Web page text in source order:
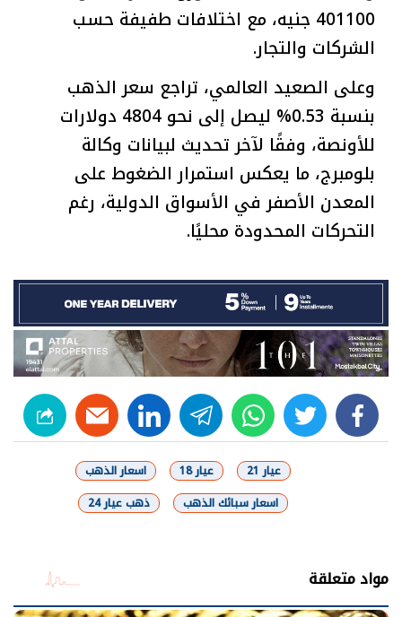
401100 جنيه، مع اختلافات طفيفة حسب
الشركات والتجار.
وعلى الصعيد العالمي، تراجع سعر الذهب
بنسبة 0.53% ليصل إلى نحو 4804 دولارات
للأونصة، وفقًا لآخر تحديث لبيانات وكالة
بلومبرج، ما يعكس استمرار الضغوط على
المعدن الأصفر في الأسواق الدولية، رغم
التحركات المحدودة محليًا.
facebook
twitter
whats
telegram
linkedin
عيار 21 عيار 18
اسعار الذهب
اسعار سبائك الذهب
ذهب عيار 24
مواد متعلقة